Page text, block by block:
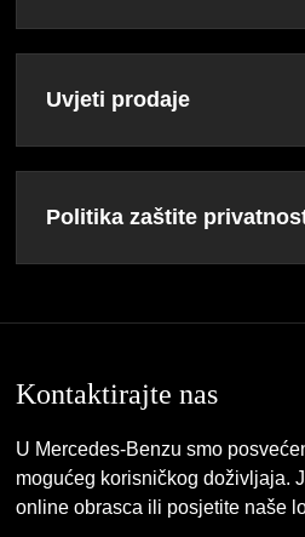
Uvjeti prodaje
Politika zaštite
Kontaktirajte nas
U Mercedes-Benzu smo
mogućeg korisničkog doživljaja.
online obrasca ili posjetite naše